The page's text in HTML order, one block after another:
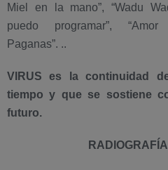
Miel en la mano”, “Wadu
puedo programar”, “Amor
Paganas”. ..
VIRUS es la continuidad
tiempo y que se sostiene
futuro.